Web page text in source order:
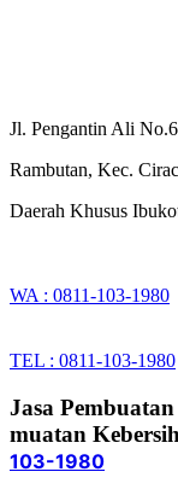
Jl. Pengantin Ali
Rambutan, Kec.
Daerah Khusus
WA : 0811-103-1980
TEL : 0811-103-1980
Jasa
muatan
103-1980